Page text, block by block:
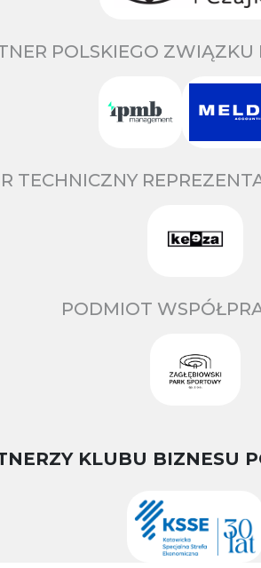
POLSKIEGO
TECHNICZNY
PODMIOT
KLUBU BIZNESU